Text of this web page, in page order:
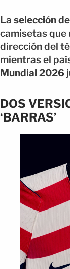
La selección
camisetas que
dirección del
mientras el
Mundial 2026
DOS
‘BARRAS’